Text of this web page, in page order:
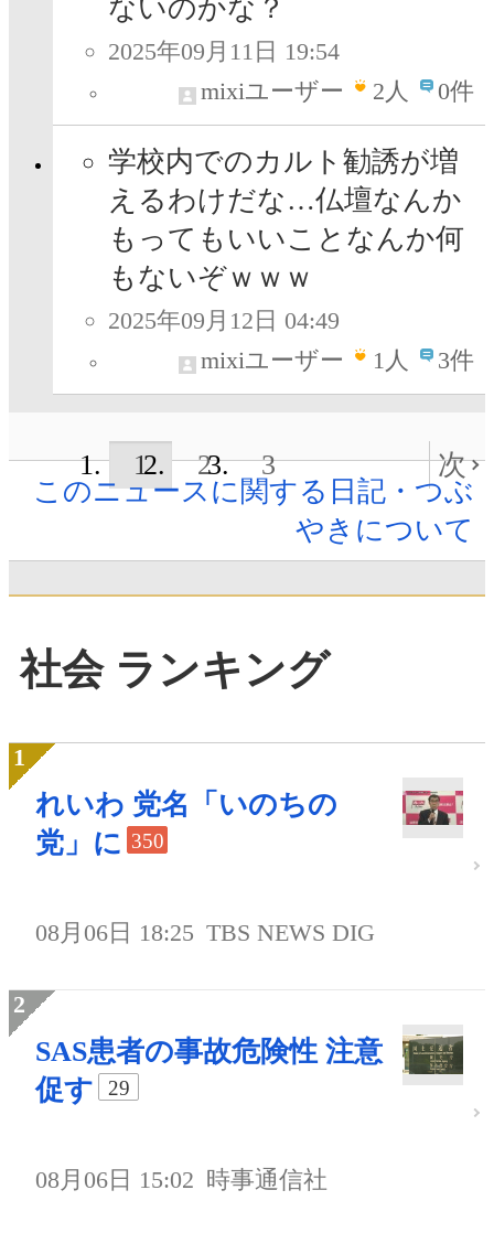
ないのかな？
2025年09月11日 19:54
mixiユーザー
2人 0件
学校内でのカルト勧誘が増
えるわけだな…仏壇なんか
もってもいいことなんか何
もないぞｗｗｗ
2025年09月12日 04:49
mixiユーザー
1人 3件
1 2 3
次
このニュースに関する日記・つぶ
やきについて
社会 ランキング
れいわ 党名「いのちの
党」に 350
08月06日 18:25 TBS NEWS DIG
SAS患者の事故危険性 注意
促す
29
08月06日 15:02 時事通信社